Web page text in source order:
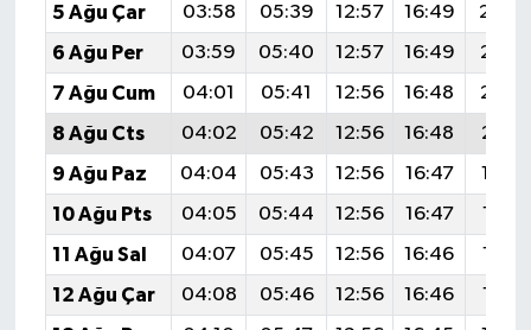
5 Ağu Çar
03:58 05:39 12:57 16:49
6 Ağu Per
03:59 05:40 12:57 16:49
7 Ağu Cum
04:01 05:41 12:56 16:48
8 Ağu Cts
04:02 05:42 12:56 16:48
9 Ağu Paz
04:04 05:43 12:56 16:47
10 Ağu Pts
04:05 05:44 12:56 16:47
19:58
11 Ağu Sal
04:07 05:45 12:56 16:46
19:57
12 Ağu Çar
04:08 05:46 12:56 16:46
19:56